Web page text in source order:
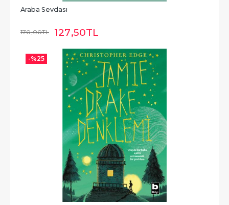
Araba Sevdası
170,00TL 127,50TL
-%25